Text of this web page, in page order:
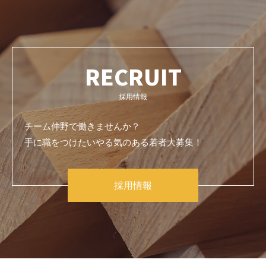
RECRUIT
採用情報
チーム仲野で働きませんか？
手に職をつけたいやる気のある若者大募集！
採用情報